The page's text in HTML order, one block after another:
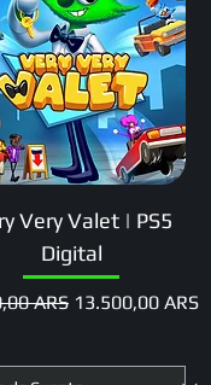
Very Valet | PS5
Digital
ARS Precio de oferta
13.500,00 ARS